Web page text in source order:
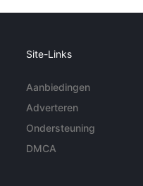
Site-Links
Aanbiedingen
Adverteren
Ondersteuning
DMCA